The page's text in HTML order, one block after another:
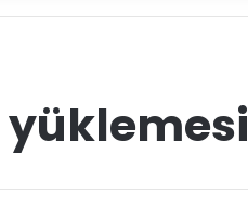
yüklemesi